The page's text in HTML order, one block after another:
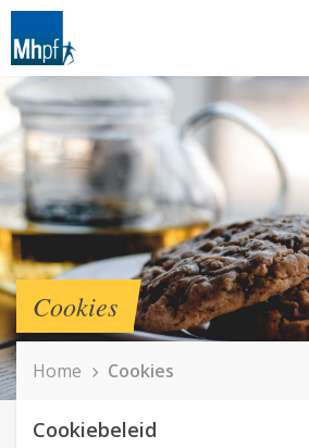
Cookies
Home Cookies
Cookiebeleid